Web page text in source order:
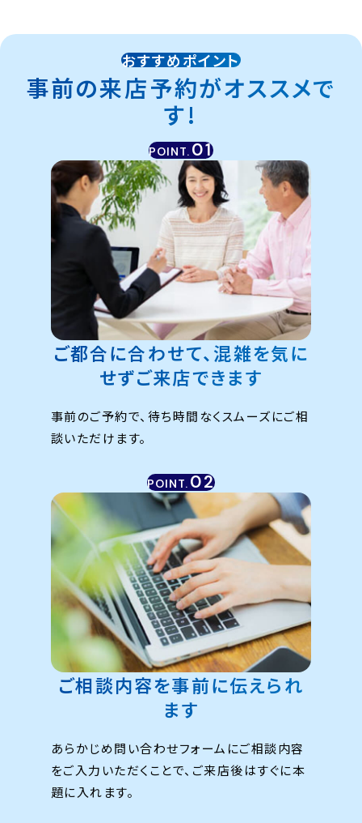
おすすめポイント
事前の来店予約がオススメで
す!
POINT.01
ご都合に合わせて、混雑を気に
せずご来店できます
事前のご予約で、待ち時間なくスムーズにご相
談いただけます。
POINT.02
ご相談内容を事前に伝えられ
ます
あらかじめ問い合わせフォームにご相談内容
をご入力いただくことで、ご来店後はすぐに本
題に入れます。